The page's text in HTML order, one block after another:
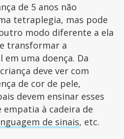
de 5 anos não
tetraplegia, mas pode
modo diferente a ela
transformar a
uma doença. Da
deve ver com
de cor de pele,
devem ensinar esses
à cadeira de
de sinais, etc.